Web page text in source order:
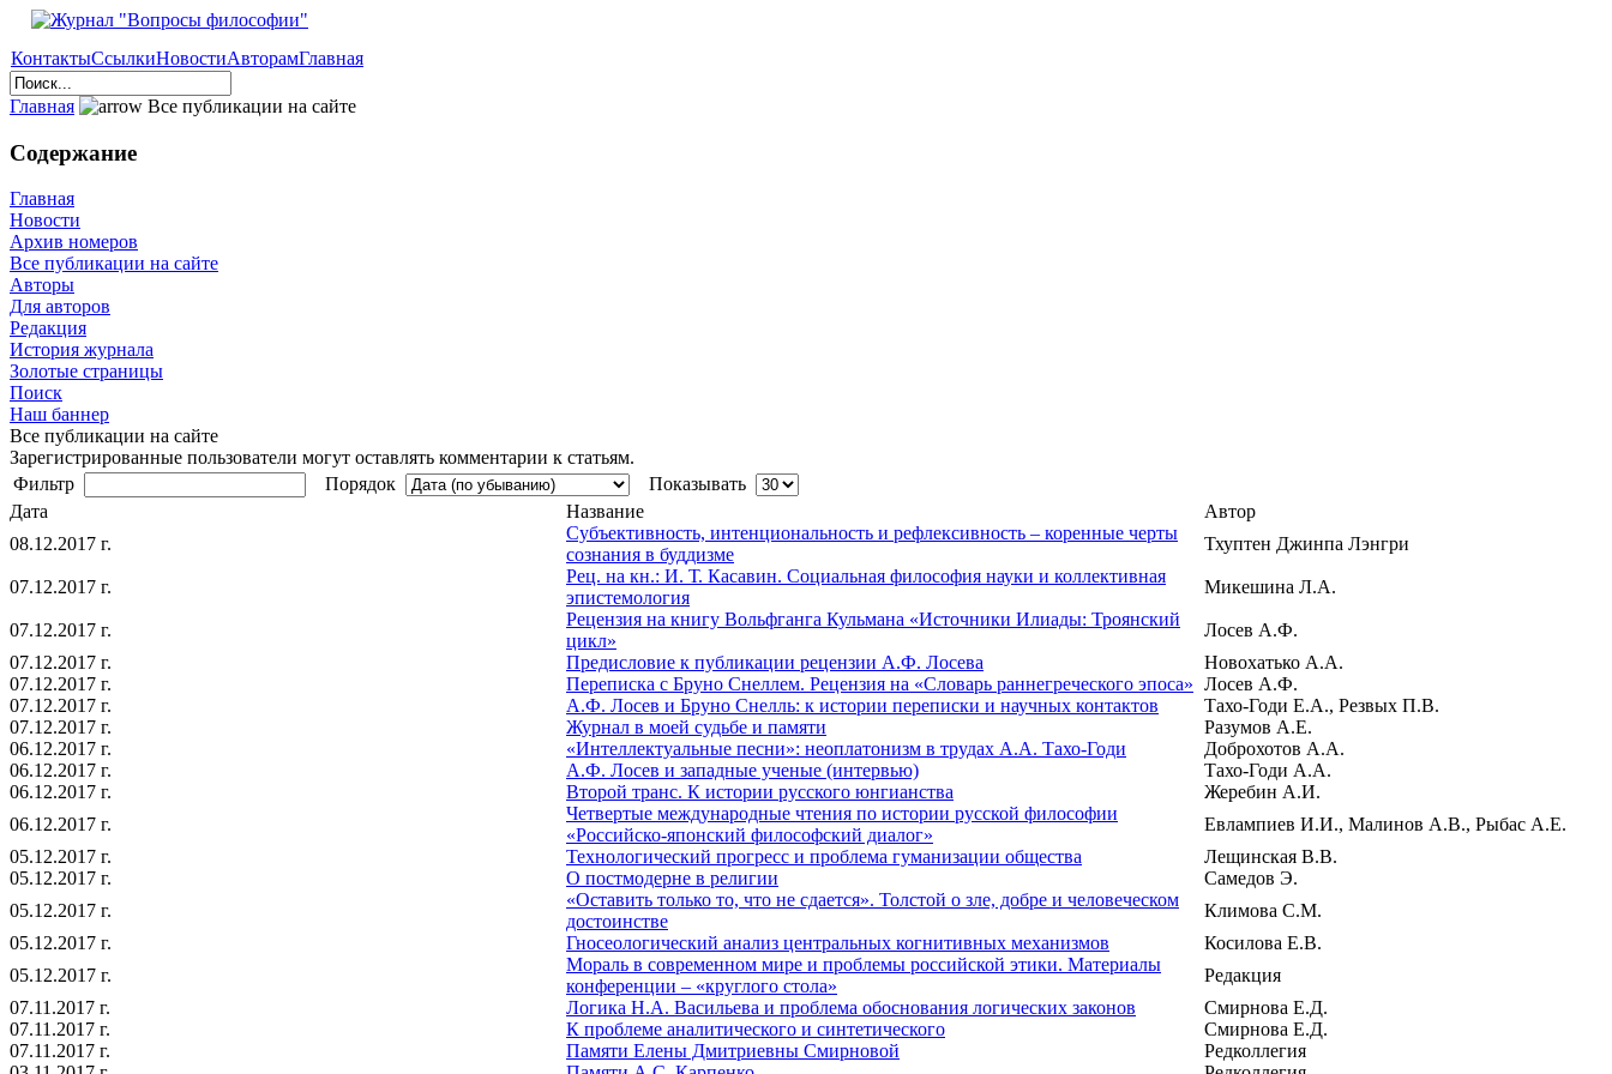
КонтактыСсылкиНовостиАвторамГлавная
Главная Все публикации на сайте
Содержание
Главная
Новости
Архив номеров
Все публикации на сайте
Авторы
Для авторов
Редакция
История журнала
Золотые страницы
Поиск
Наш баннер
Все публикации на сайте
Зарегистрированные пользователи могут оставлять комментарии к статьям.
Фильтр
Порядок
Показывать
Дата
Название
Автор
08.12.2017 г.
Субъективность, интенциональность и рефлексивность – коренные черты
сознания в буддизме
Тхуптен Джинпа Лэнгри
07.12.2017 г.
Рец. на кн.: И. Т. Касавин. Социальная философия науки и коллективная
эпистемология
Микешина Л.А.
07.12.2017 г.
Рецензия на книгу Вольфганга Кульмана «Источники Илиады: Троянский
цикл»
Лосев А.Ф.
07.12.2017 г.
Предисловие к публикации рецензии А.Ф. Лосева
Новохатько А.А.
07.12.2017 г.
Переписка с Бруно Снеллем. Рецензия на «Словарь раннегреческого эпоса» Лосев А.Ф.
07.12.2017 г.
А.Ф. Лосев и Бруно Снелль: к истории переписки и научных контактов
Тахо-Годи Е.А., Резвых П.В.
07.12.2017 г.
Журнал в моей судьбе и памяти
Разумов А.Е.
06.12.2017 г.
«Интеллектуальные песни»: неоплатонизм в трудах А.А. Тахо-Годи
Доброхотов А.А.
06.12.2017 г.
А.Ф. Лосев и западные ученые (интервью)
Тахо-Годи А.А.
06.12.2017 г.
Второй транс. К истории русского юнгианства
Жеребин А.И.
06.12.2017 г.
Четвертые международные чтения по истории русской философии
«Российско-японский философский диалог»
Евлампиев И.И., Малинов А.В., Рыбас А.Е.
05.12.2017 г.
Технологический прогресс и проблема гуманизации общества
Лещинская В.В.
05.12.2017 г.
О постмодерне в религии
Самедов Э.
05.12.2017 г.
«Оставить только то, что не сдается». Толстой о зле, добре и человеческом
достоинстве
Климова С.М.
05.12.2017 г.
Гносеологический анализ центральных когнитивных механизмов
Косилова Е.В.
05.12.2017 г.
Мораль в современном мире и проблемы российской этики. Материалы
конференции – «круглого стола»
Редакция
07.11.2017 г.
Логика Н.А. Васильева и проблема обоснования логических законов
Смирнова Е.Д.
07.11.2017 г.
К проблеме аналитического и синтетического
Смирнова Е.Д.
07.11.2017 г.
Памяти Елены Дмитриевны Смирновой
Редколлегия